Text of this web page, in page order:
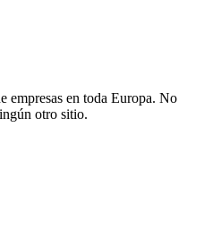
empresas en toda Europa. No
otro sitio.